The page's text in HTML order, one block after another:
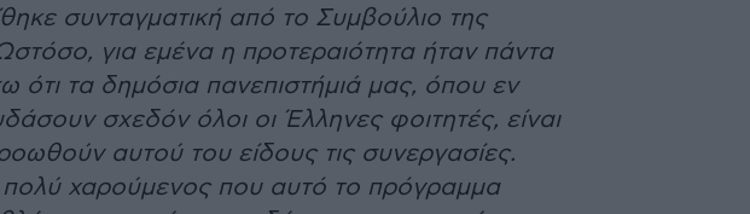
συνταγματική από το Συμβούλιο της
για εμένα η προτεραιότητα ήταν πάντα
ότι τα δημόσια πανεπιστήμιά μας, όπου εν
σχεδόν όλοι οι Έλληνες φοιτητές, είναι
αυτού του είδους τις συνεργασίες.
πολύ χαρούμενος που αυτό το πρόγραμμα